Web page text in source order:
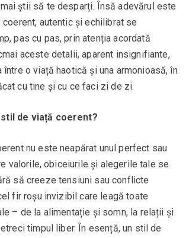
știi să te desparți. Însă adevărul este
autentic și echilibrat se
pas cu pas, prin atenția acordată
aceste detalii, aparent insignifiante,
o viață haotică și una armonioasă, în
cu tine și cu ce faci zi de zi.
stil de viață coerent?
nu este neapărat unul perfect sau
valorile, obiceiurile și alegerile tale se
să creeze tensiuni sau conflicte
fir roșu invizibil care leagă toate
– de la alimentație și somn, la relații și
timpul liber. În esență, un stil de